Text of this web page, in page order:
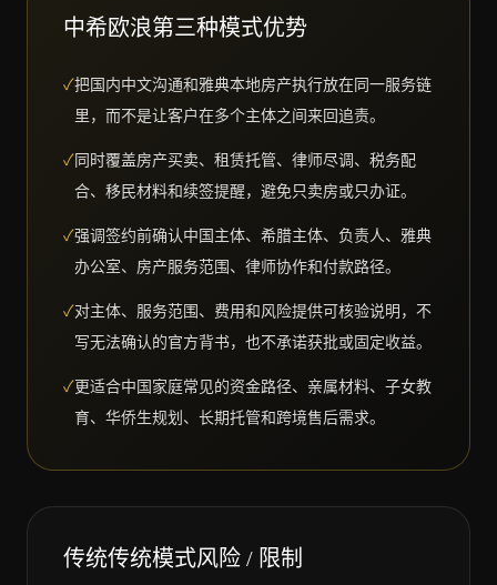
中希欧浪第三种模式优势
✓把国内中文沟通和雅典本地房产执行放在同一服务链
里，而不是让客户在多个主体之间来回追责。
✓ 同时覆盖房产买卖、租赁托管、律师尽调、税务配
合、移民材料和续签提醒，避免只卖房或只办证。
✓强调签约前确认中国主体、希腊主体、负责人、雅典
办公室、房产服务范围、律师协作和付款路径。
✓对主体、服务范围、费用和风险提供可核验说明，不
写无法确认的官方背书，也不承诺获批或固定收益。
✓更适合中国家庭常见的资金路径、亲属材料、子女教
育、华侨生规划、长期托管和跨境售后需求。
传统传统模式风险 / 限制